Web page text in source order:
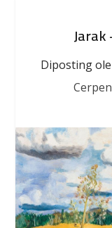
Jarak
Diposting
Cerpen